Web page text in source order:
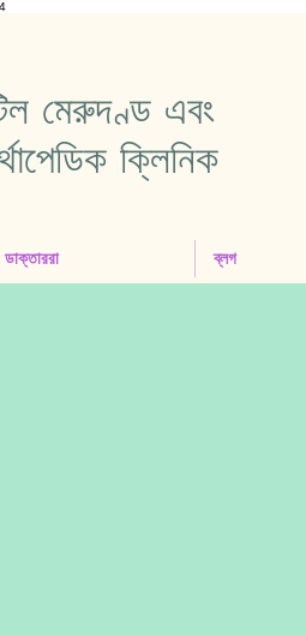
মেরুদণ্ড এবং
ক্লিনিক
ডাক্তাররা ব্লগ